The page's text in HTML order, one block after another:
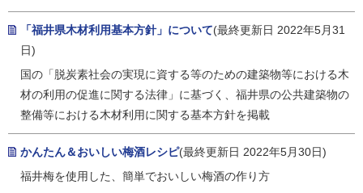
「福井県木材利用基本方針」について(最終更新日 2022年5月31
日)
国の「脱炭素社会の実現に資する等のための建築物等における木
材の利用の促進に関する法律」に基づく、福井県の公共建築物の
整備等における木材利用に関する基本方針を掲載
かんたん＆おいしい梅酒レシピ(最終更新日 2022年5月30日)
福井梅を使用した、簡単でおいしい梅酒の作り方